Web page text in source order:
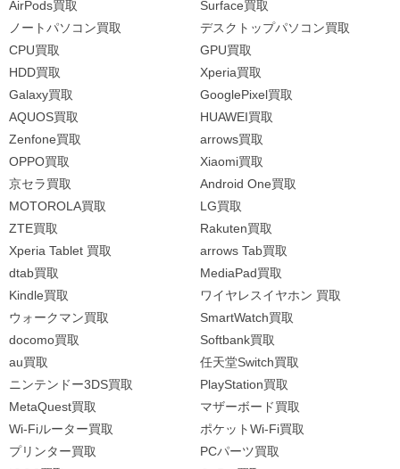
AirPods買取
Surface買取
ノートパソコン買取
デスクトップパソコン買取
CPU買取
GPU買取
HDD買取
Xperia買取
Galaxy買取
GooglePixel買取
AQUOS買取
HUAWEI買取
Zenfone買取
arrows買取
OPPO買取
Xiaomi買取
京セラ買取
Android One買取
MOTOROLA買取
LG買取
ZTE買取
Rakuten買取
Xperia Tablet 買取
arrows Tab買取
dtab買取
MediaPad買取
Kindle買取
ワイヤレスイヤホン 買取
ウォークマン買取
SmartWatch買取
docomo買取
Softbank買取
au買取
任天堂Switch買取
ニンテンドー3DS買取
PlayStation買取
MetaQuest買取
マザーボード買取
Wi-Fiルーター買取
ポケットWi-Fi買取
プリンター買取
PCパーツ買取